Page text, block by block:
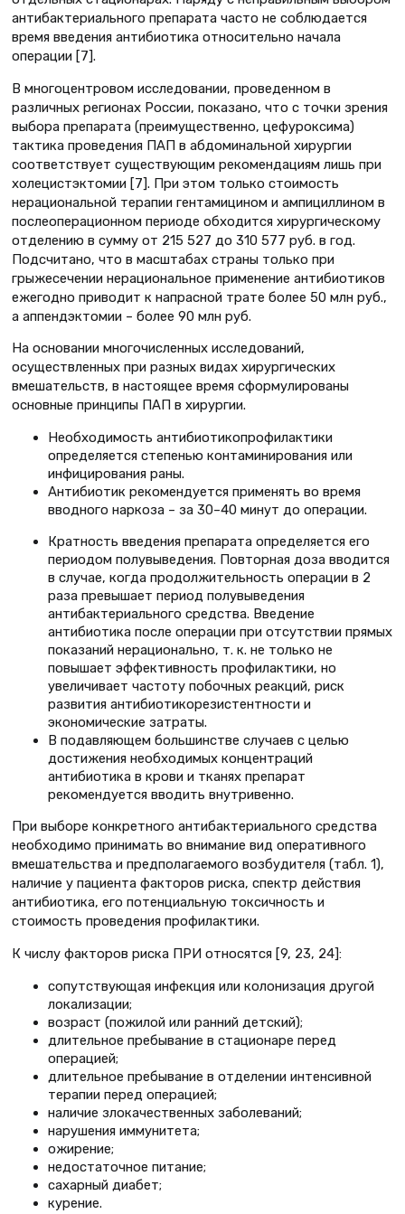
антибактериального препарата часто не соблюдается
время введения антибиотика относительно начала
операции [7].
В многоцентровом исследовании, проведенном в
различных регионах России, показано, что с точки зрения
выбора препарата (преимущественно, цефуроксима)
тактика проведения ПАП в абдоминальной хирургии
соответствует существующим рекомендациям лишь при
холецистэктомии [7]. При этом только стоимость
нерациональной терапии гентамицином и ампициллином в
послеоперационном периоде обходится хирургическому
отделению в сумму от 215 527 до 310 577 руб. в год.
Подсчитано, что в масштабах страны только при
грыжесечении нерациональное применение антибиотиков
ежегодно приводит к напрасной трате более 50 млн руб.,
а аппендэктомии – более 90 млн руб.
На основании многочисленных исследований,
осуществленных при разных видах хирургических
вмешательств, в настоящее время сформулированы
основные принципы ПАП в хирургии.
Необходимость антибиотикопрофилактики
определяется степенью контаминирования или
инфицирования раны.
Антибиотик рекомендуется применять во время
вводного наркоза – за 30–40 минут до операции.
Кратность введения препарата определяется его
периодом полувыведения. Повторная доза вводится
в случае, когда продолжительность операции в 2
раза превышает период полувыведения
антибактериального средства. Введение
антибиотика после операции при отсутствии прямых
показаний нерационально, т. к. не только не
повышает эффективность профилактики, но
увеличивает частоту побочных реакций, риск
развития антибиотикорезистентности и
экономические затраты.
В подавляющем большинстве случаев с целью
достижения необходимых концентраций
антибиотика в крови и тканях препарат
рекомендуется вводить внутривенно.
При выборе конкретного антибактериального средства
необходимо принимать во внимание вид оперативного
вмешательства и предполагаемого возбудителя (табл. 1),
наличие у пациента факторов риска, спектр действия
антибиотика, его потенциальную токсичность и
стоимость проведения профилактики.
К числу факторов риска ПРИ относятся [9, 23, 24]:
сопутствующая инфекция или колонизация другой
локализации;
возраст (пожилой или ранний детский);
длительное пребывание в стационаре перед
операцией;
длительное пребывание в отделении интенсивной
терапии перед операцией;
наличие злокачественных заболеваний;
нарушения иммунитета;
ожирение;
недостаточное питание;
сахарный диабет;
курение.